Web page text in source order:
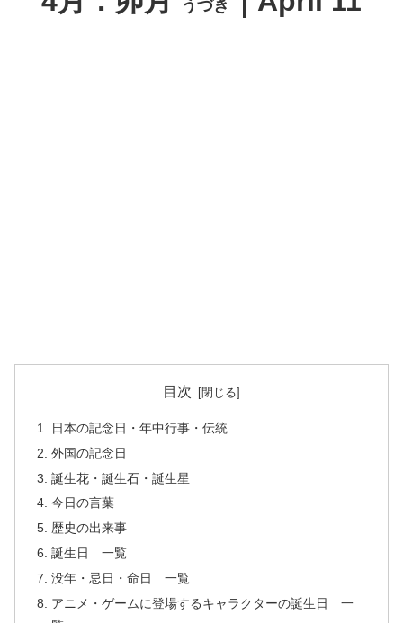
うづき
目次
日本の記念日・年中行事・伝統
外国の記念日
誕生花・誕生石・誕生星
今日の言葉
歴史の出来事
誕生日 一覧
没年・忌日・命日 一覧
アニメ・ゲームに登場するキャラクターの誕生日 一